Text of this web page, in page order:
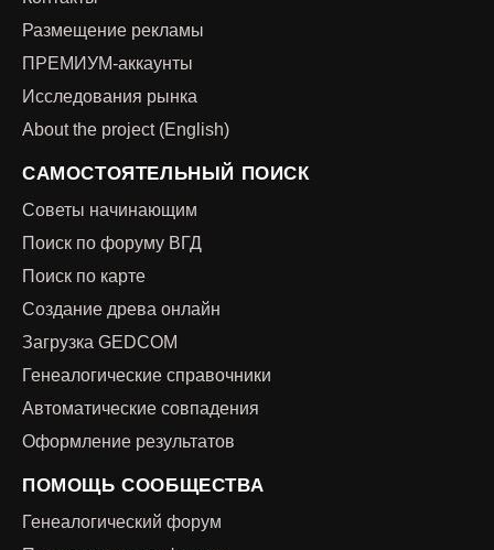
Размещение рекламы
ПРЕМИУМ-аккаунты
Исследования рынка
About the project (English)
САМОСТОЯТЕЛЬНЫЙ ПОИСК
Советы начинающим
Поиск по форуму ВГД
Поиск по карте
Создание древа онлайн
Загрузка GEDCOM
Генеалогические справочники
Автоматические совпадения
Оформление результатов
ПОМОЩЬ СООБЩЕСТВА
Генеалогический форум